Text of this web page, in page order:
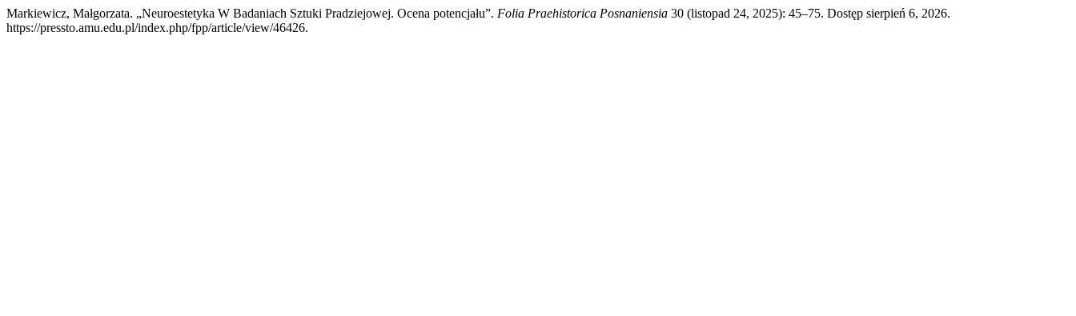
Markiewicz, Małgorzata. „Neuroestetyka W Badaniach Sztuki Pradziejowej. Ocena potencjału”. Folia Praehistorica Posnaniensia 30 (listopad 24, 2025): 45–75. Dostęp sierpień 6, 2026.
https://pressto.amu.edu.pl/index.php/fpp/article/view/46426.